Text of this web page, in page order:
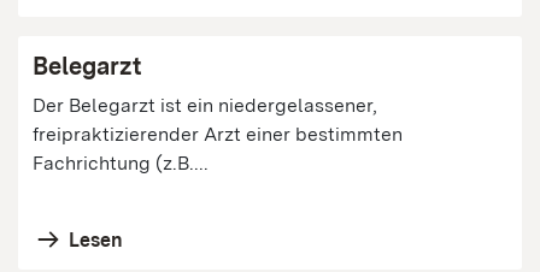
Belegarzt
Der Belegarzt ist ein niedergelassener,
freipraktizierender Arzt einer bestimmten
Fachrichtung (z.B....
Lesen